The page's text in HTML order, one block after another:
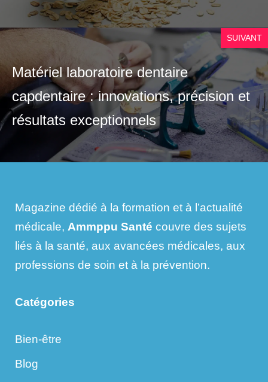
SUIVANT
Matériel laboratoire dentaire
capdentaire : innovations, précision et
résultats exceptionnels
Magazine dédié à la formation et à l’actualité
médicale, Ammppu Santé couvre des sujets
liés à la santé, aux avancées médicales, aux
professions de soin et à la prévention.
Catégories
Bien-être
Blog